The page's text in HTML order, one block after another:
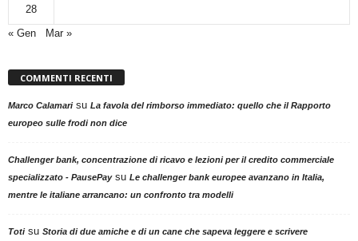
28
« Gen
Mar »
COMMENTI RECENTI
Marco Calamarisu La favola del rimborso immediato: quello che il Rapporto
europeo sulle frodi non dice
Challenger bank, concentrazione di ricavo e lezioni per il credito commerciale
specializzato - PausePaysu Le challenger bank europee avanzano in Italia,
mentre le italiane arrancano: un confronto tra modelli
Totisu Storia di due amiche e di un cane che sapeva leggere e scrivere